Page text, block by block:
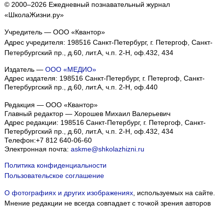
© 2000–2026 Ежедневный познавательный журнал
«ШколаЖизни.ру»
Учредитель — ООО «Квантор»
Адрес учредителя: 198516 Санкт-Петербург, г. Петергоф, Санкт-
Петербургский пр., д.60, лит.А, ч.п. 2-Н, оф.432, 434
Издатель — ООО «МЕДИО»
Адрес издателя: 198516 Санкт-Петербург, г. Петергоф, Санкт-
Петербургский пр., д.60, лит.А, ч.п. 2-Н, оф.440
Редакция — ООО «Квантор»
Главный редактор — Хорошев Михаил Валерьевич
Адрес редакции: 198516 Санкт-Петербург, г. Петергоф, Санкт-
Петербургский пр., д.60, лит.А, ч.п. 2-Н, оф.432, 434
Телефон:+7 812 640-06-60
Электронная почта: askme@shkolazhizni.ru
Политика конфиденциальности
Пользовательское соглашение
О фотографиях и других изображениях, используемых на сайте.
Мнение редакции не всегда совпадает с точкой зрения авторов